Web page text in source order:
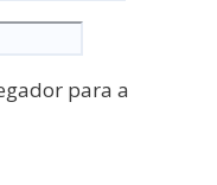
para a